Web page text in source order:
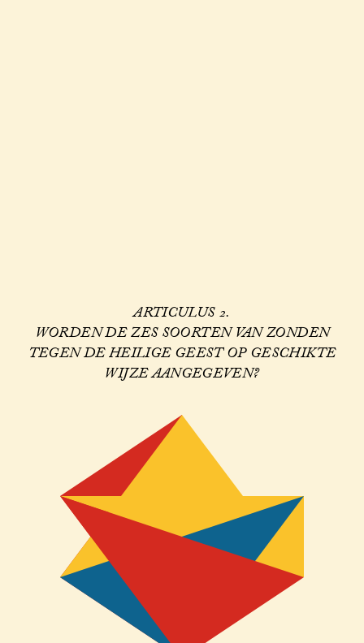
ARTICULUS 2.
WORDEN DE ZES SOORTEN VAN ZONDEN
TEGEN DE HEILIGE GEEST OP GESCHIKTE
WIJZE AANGEGEVEN?